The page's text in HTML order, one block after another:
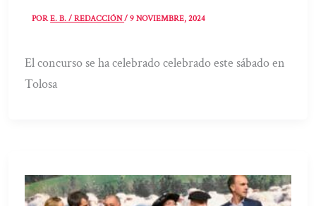
PORE. B. / REDACCIÓN/9 NOVIEMBRE, 2024
El concurso se ha celebrado celebrado este sábado en
Tolosa